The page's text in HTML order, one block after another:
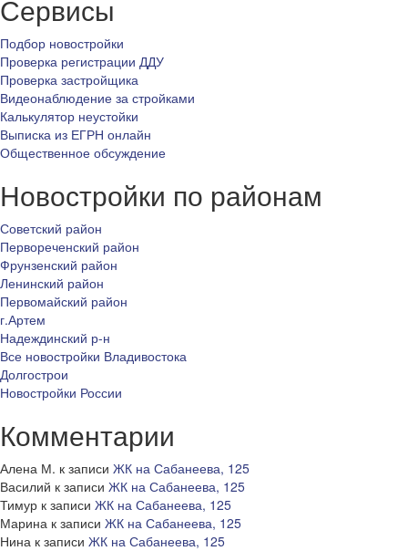
Сервисы
Подбор новостройки
Проверка регистрации ДДУ
Проверка застройщика
Видеонаблюдение за стройками
Калькулятор неустойки
Выписка из ЕГРН онлайн
Общественное обсуждение
Новостройки по районам
Советский район
Первореченский район
Фрунзенский район
Ленинский район
Первомайский район
г.Артем
Надеждинский р-н
Все новостройки Владивостока
Долгострои
Новостройки России
Комментарии
Алена М. к записи ЖК на Сабанеева, 125
Василий к записи ЖК на Сабанеева, 125
Тимур к записи ЖК на Сабанеева, 125
Марина к записи ЖК на Сабанеева, 125
Нина к записи ЖК на Сабанеева, 125